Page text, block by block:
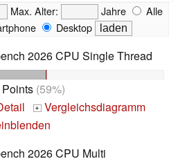
Max. Alter: Jahre
Alle
Desktop
2026 CPU Single Thread
(59%)
+ Vergleichsdiagramm
2026 CPU Multi